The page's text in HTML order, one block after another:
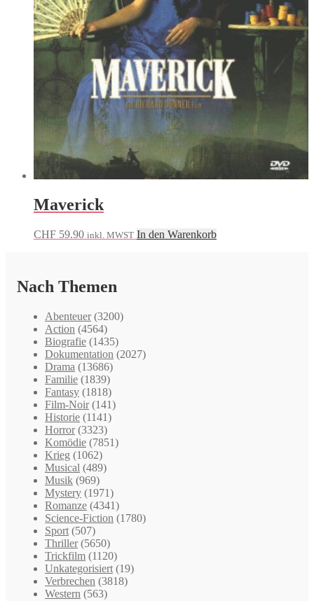
Maverick
CHF 59.90 inkl. MWST In den Warenkorb
Nach Themen
Abenteuer (3200)
Action (4564)
Biografie (1435)
Dokumentation (2027)
Drama (13686)
Familie (1839)
Fantasy (1818)
Film-Noir (141)
Historie (1141)
Horror (3323)
Komödie (7851)
Krieg (1062)
Musical (489)
Musik (969)
Mystery (1971)
Romanze (4341)
Science-Fiction (1780)
Sport (507)
Thriller (5650)
Trickfilm (1120)
Unkategorisiert (19)
Verbrechen (3818)
Western (563)